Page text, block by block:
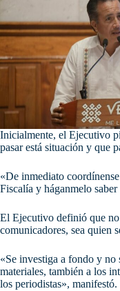
Inicialmente, el Ejecutivo
pasar está situación y que
«De inmediato
Fiscalía y háganmelo
El Ejecutivo definió que
comunicadores, sea quien
«Se investiga a fondo y no
materiales, también a los
los periodistas», manifestó.